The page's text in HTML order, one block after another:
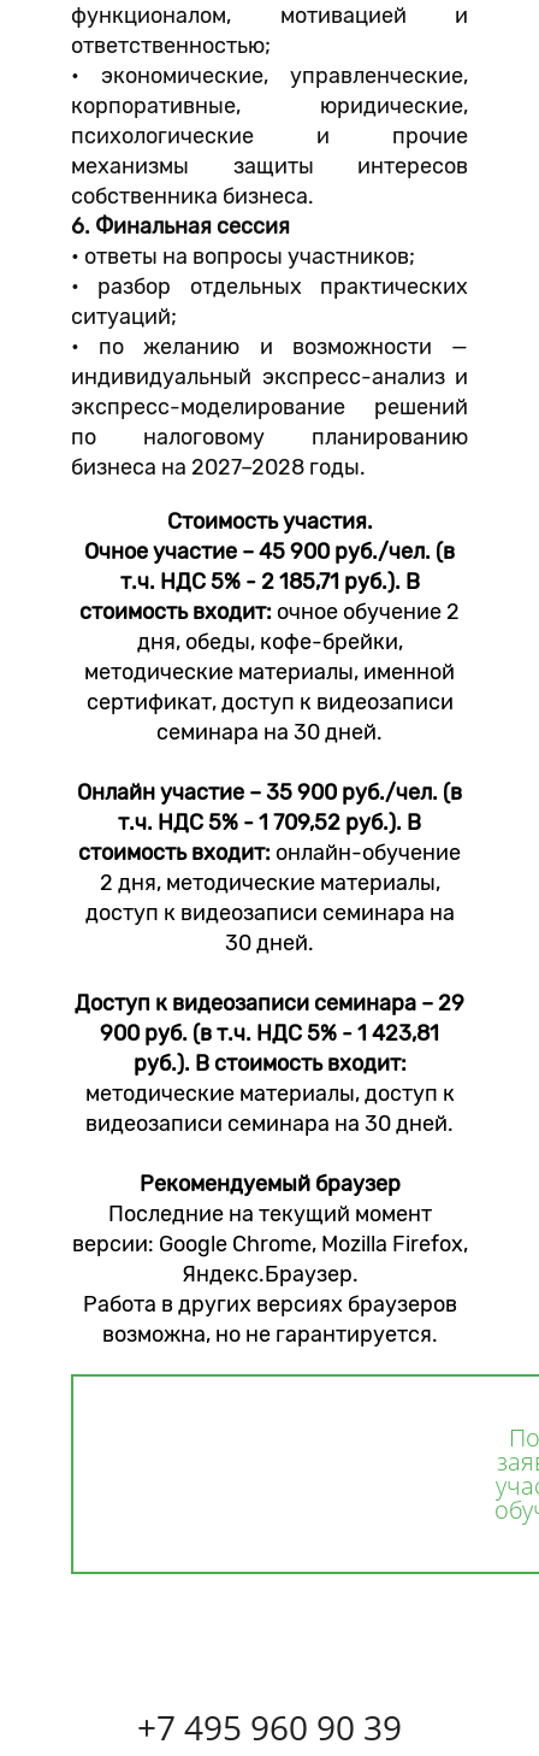
функционалом, мотивацией и
ответственностью;
• экономические, управленческие,
корпоративные, юридические,
психологические и прочие
механизмы защиты интересов
собственника бизнеса.
6. Финальная сессия
• ответы на вопросы участников;
• разбор отдельных практических
ситуаций;
• по желанию и возможности —
индивидуальный экспресс-анализ и
экспресс-моделирование решений
по налоговому планированию
бизнеса на 2027–2028 годы.
Стоимость участия.
Очное участие – 45 900 руб./чел. (в
т.ч. НДС 5% - 2 185,71 руб.). В
стоимость входит: очное обучение 2
дня, обеды, кофе-брейки,
методические материалы, именной
сертификат, доступ к видеозаписи
семинара на 30 дней.
Онлайн участие – 35 900 руб./чел. (в
т.ч. НДС 5% - 1 709,52 руб.). В
стоимость входит: онлайн-обучение
2 дня, методические материалы,
доступ к видеозаписи семинара на
30 дней.
Доступ к видеозаписи семинара – 29
900 руб. (в т.ч. НДС 5% - 1 423,81
руб.). В стоимость входит:
методические материалы, доступ к
видеозаписи семинара на 30 дней.
Рекомендуемый браузер
Последние на текущий момент
версии: Google Chrome, Mozilla Firefox,
Яндекс.Браузер.
Работа в других версиях браузеров
возможна, но не гарантируется.
+7 495 960 90 39